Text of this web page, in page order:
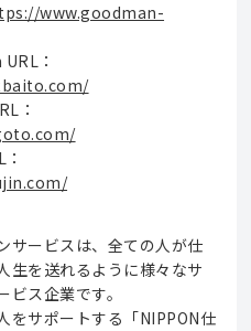
www.goodman-
：
：
サービスは、全ての人が仕
生を送れるように様々なサ
ス企業です。
をサポートする「NIPPON仕